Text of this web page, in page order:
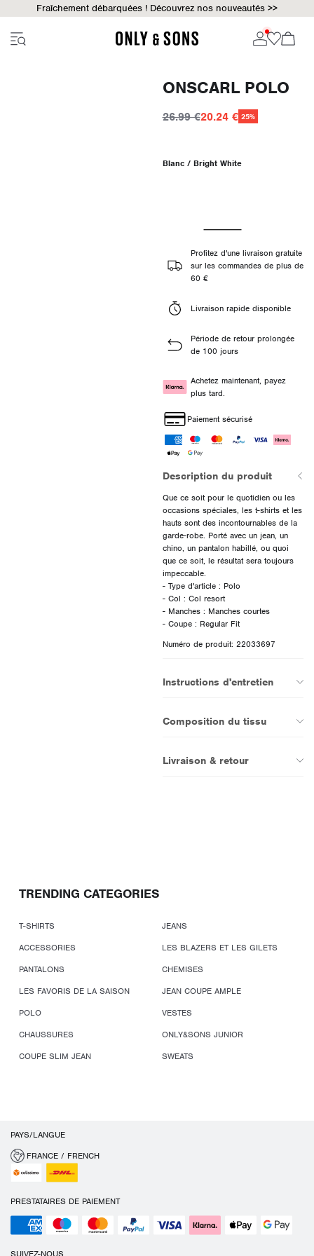
Fraîchement débarquées ! Découvrez nos nouveautés >>
ONSCARL POLO
26.99 €20.24 € 25%
Blanc / Bright White
Profitez d'une livraison gratuite
sur les commandes de plus de
60 €
Livraison rapide disponible
Période de retour prolongée
de 100 jours
Achetez maintenant, payez
plus tard.
Paiement sécurisé
Description du produit
Que ce soit pour le quotidien ou les
occasions spéciales, les t-shirts et les
hauts sont des incontournables de la
garde-robe. Porté avec un jean, un
chino, un pantalon habillé, ou quoi
que ce soit, le résultat sera toujours
impeccable.
- Type d'article : Polo
- Col : Col resort
- Manches : Manches courtes
- Coupe : Regular Fit
Numéro de produit: 22033697
Instructions d'entretien
Composition du tissu
Livraison & retour
TRENDING CATEGORIES
T-SHIRTS
JEANS
ACCESSORIES
LES BLAZERS ET LES GILETS
PANTALONS
CHEMISES
LES FAVORIS DE LA SAISON
JEAN COUPE AMPLE
POLO
VESTES
CHAUSSURES
ONLY&SONS JUNIOR
COUPE SLIM JEAN
SWEATS
PAYS/LANGUE
FRANCE / FRENCH
PRESTATAIRES DE PAIEMENT